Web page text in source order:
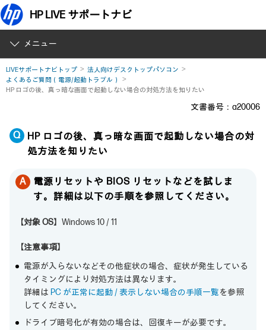
HP LIVE サポートナビ
メニュー
LIVEサポートナビトップ
法人向けデスクトップパソコン
よくあるご質問（電源/起動トラブル）
HP ロゴの後、真っ暗な画面で起動しない場合の対処方法を知りたい
文書番号：a20006
HP ロゴの後、真っ暗な画面で起動しない場合の対
処方法を知りたい
電源リセットや BIOS リセットなどを試しま
す。詳細は以下の手順を参照してください。
【対象 OS】 Windows 10 / 11
【注意事項】
電源が入らないなどその他症状の場合、症状が発生している
タイミングにより対処方法は異なります。
詳細は PC が正常に起動 / 表示しない場合の手順一覧を参照
してください。
ドライブ暗号化が有効の場合は、回復キーが必要です。